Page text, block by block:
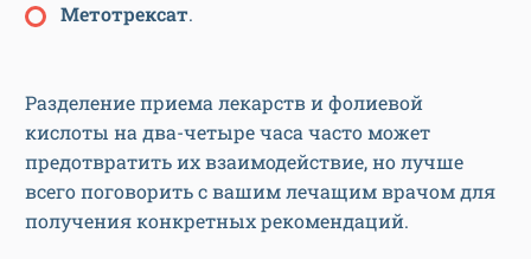
Метотрексат.
Разделение приема лекарств и фолиевой
кислоты на два-четыре часа часто может
предотвратить их взаимодействие, но лучше
всего поговорить с вашим лечащим врачом для
получения конкретных рекомендаций.